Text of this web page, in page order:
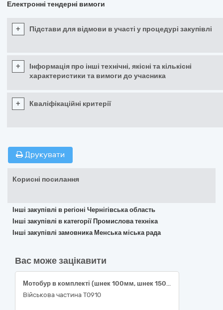
Електронні тендерні вимоги
+ Підстави для відмови в участі у процедурі закупівлі
+
Інформація про інші технічні, якісні та кількісні
характеристики та вимоги до учасника
+ Кваліфікаційні критерії
Друкувати
Корисні посилання
Інші закупівлі в регіоні Чернігівська область
Інші закупівлі в категорії Промислова техніка
Інші закупівлі замовника Менська міська рада
Вас може зацікавити
Мотобур в комплекті (шнек 100мм, шнек 150 мм, шнек 200 мм.)
Військова частина Т0910